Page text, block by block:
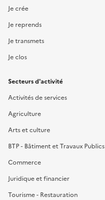
Je crée
Je reprends
Je transmets
Je clos
Secteurs d'activité
Activités de services
Agriculture
Arts et culture
BTP - Bâtiment et Travaux Publics
Commerce
Juridique et financier
Tourisme - Restauration